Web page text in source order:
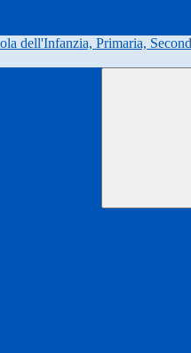
dell'Infanzia, Primaria,